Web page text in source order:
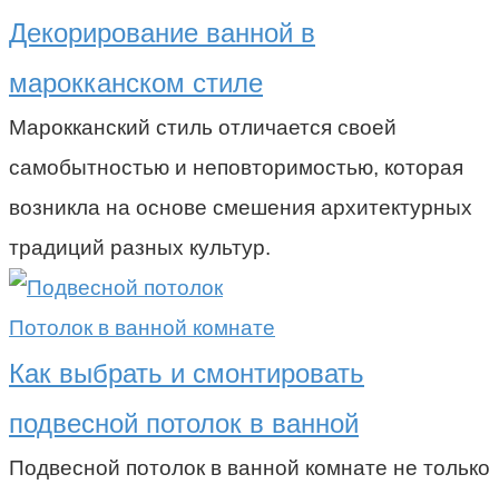
Декорирование ванной в
марокканском стиле
Марокканский стиль отличается своей
самобытностью и неповторимостью, которая
возникла на основе смешения архитектурных
традиций разных культур.
Потолок в ванной комнате
Как выбрать и смонтировать
подвесной потолок в ванной
Подвесной потолок в ванной комнате не только